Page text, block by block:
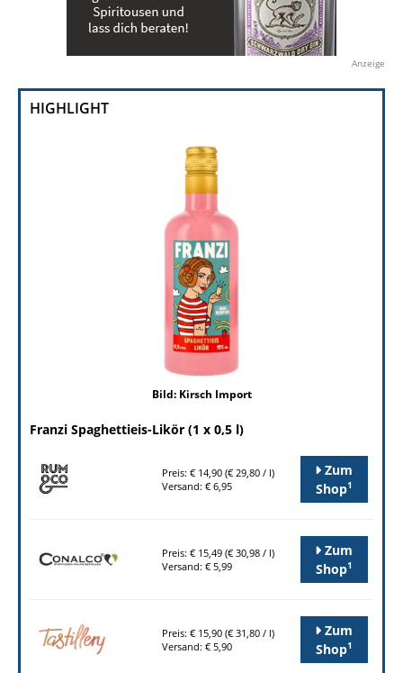
Anzeige
HIGHLIGHT
Bild: Kirsch Import
Franzi Spaghettieis-Likör (1 x 0,5 l)
Preis: € 14,90 (€ 29,80 / l)
Versand: € 6,95
Zum
Shop1
Preis: € 15,49 (€ 30,98 / l)
Versand: € 5,99
Zum
Shop1
Preis: € 15,90 (€ 31,80 / l)
Versand: € 5,90
Zum
Shop1